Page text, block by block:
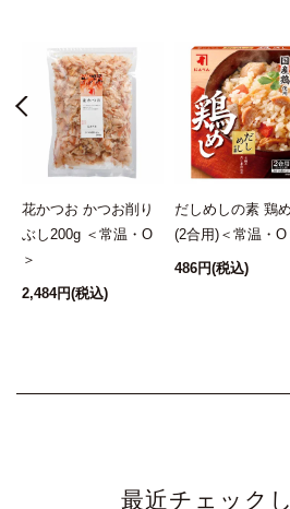
花かつお かつお削り
ぶし200g ＜常温・O
＞
2,484円(税込)
だしめしの素 鶏
(2合用)＜常温・O
486円(税込)
最近チェック